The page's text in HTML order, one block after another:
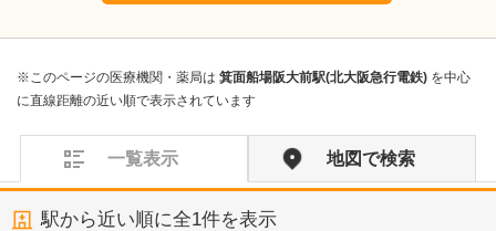
※このページの医療機関・薬局は 箕面船場阪大前駅(北大阪急行電鉄) を中心
に直線距離の近い順で表示されています
一覧表示 地図で検索
駅から近い順に全1件を表示